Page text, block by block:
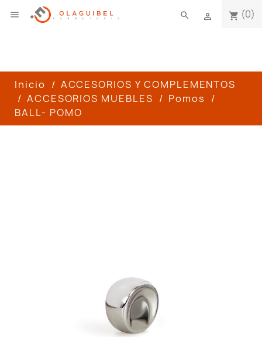
 shopping_cart (0)

search
Inicio
ACCESORIOS Y COMPLEMENTOS
ACCESORIOS MUEBLES
Pomos
BALL- POMO